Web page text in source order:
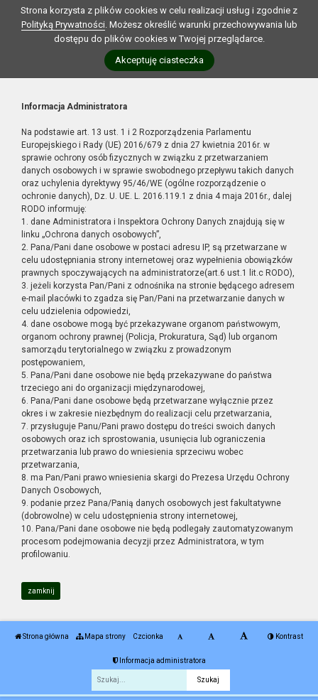
Strona korzysta z plików cookies w celu realizacji usług i zgodnie z
Polityką Prywatności. Możesz określić warunki przechowywania lub
dostępu do plików cookies w Twojej przeglądarce.
Akceptuję ciasteczka
Informacja Administratora
Na podstawie art. 13 ust. 1 i 2 Rozporządzenia Parlamentu
Europejskiego i Rady (UE) 2016/679 z dnia 27 kwietnia 2016r. w
sprawie ochrony osób fizycznych w związku z przetwarzaniem
danych osobowych i w sprawie swobodnego przepływu takich danych
oraz uchylenia dyrektywy 95/46/WE (ogólne rozporządzenie o
ochronie danych), Dz. U. UE. L. 2016.119.1 z dnia 4 maja 2016r., dalej
RODO informuję:
1. dane Administratora i Inspektora Ochrony Danych znajdują się w
linku „Ochrona danych osobowych”,
2. Pana/Pani dane osobowe w postaci adresu IP, są przetwarzane w
celu udostępniania strony internetowej oraz wypełnienia obowiązków
prawnych spoczywających na administratorze(art.6 ust.1 lit.c RODO),
3. jeżeli korzysta Pan/Pani z odnośnika na stronie będącego adresem
e-mail placówki to zgadza się Pan/Pani na przetwarzanie danych w
celu udzielenia odpowiedzi,
4. dane osobowe mogą być przekazywane organom państwowym,
organom ochrony prawnej (Policja, Prokuratura, Sąd) lub organom
samorządu terytorialnego w związku z prowadzonym
postępowaniem,
5. Pana/Pani dane osobowe nie będą przekazywane do państwa
trzeciego ani do organizacji międzynarodowej,
6. Pana/Pani dane osobowe będą przetwarzane wyłącznie przez
okres i w zakresie niezbędnym do realizacji celu przetwarzania,
7. przysługuje Panu/Pani prawo dostępu do treści swoich danych
osobowych oraz ich sprostowania, usunięcia lub ograniczenia
przetwarzania lub prawo do wniesienia sprzeciwu wobec
przetwarzania,
8. ma Pan/Pani prawo wniesienia skargi do Prezesa Urzędu Ochrony
Danych Osobowych,
9. podanie przez Pana/Panią danych osobowych jest fakultatywne
(dobrowolne) w celu udostępnienia strony internetowej,
10. Pana/Pani dane osobowe nie będą podlegały zautomatyzowanym
procesom podejmowania decyzji przez Administratora, w tym
profilowaniu.
zamknij
Strona główna Mapa strony Czcionka Kontrast
Informacja administratora